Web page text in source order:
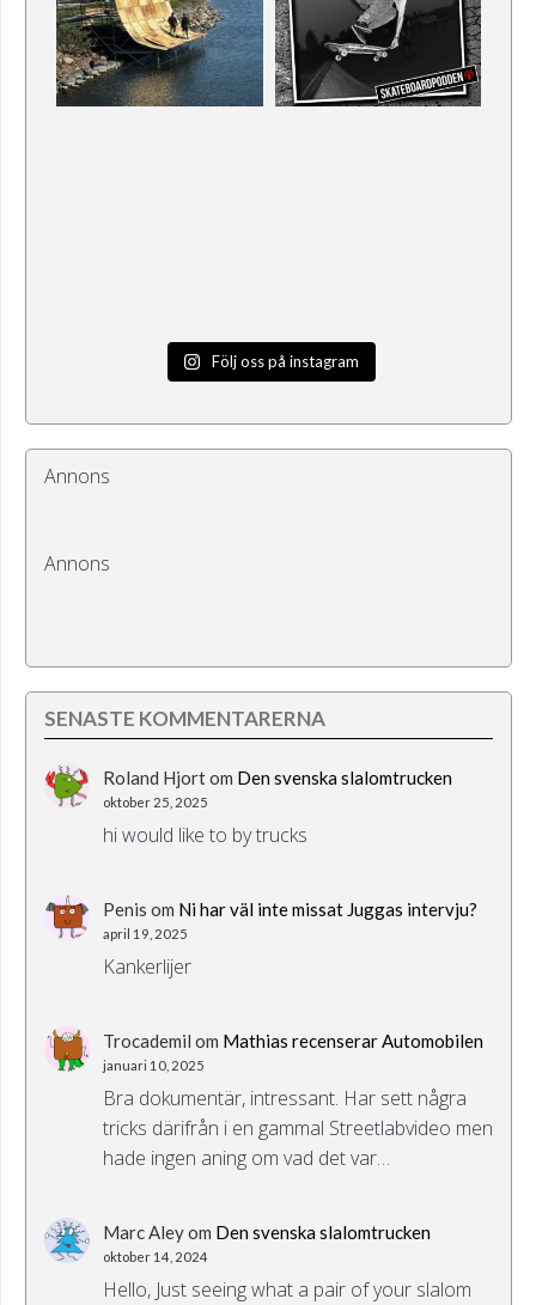
Följ oss på instagram
Annons
Annons
SENASTE KOMMENTARERNA
Roland Hjortom Den svenska slalomtrucken
oktober 25, 2025
hi would like to by trucks
Penis om Ni har väl inte missat Juggas intervju?
april 19, 2025
Kankerlijer
Trocademil om Mathias recenserar Automobilen
januari 10, 2025
Bra dokumentär, intressant. Har sett några
tricks därifrån i en gammal Streetlabvideo men
hade ingen aning om vad det var…
Marc Aleyom Den svenska slalomtrucken
oktober 14, 2024
Hello, Just seeing what a pair of your slalom